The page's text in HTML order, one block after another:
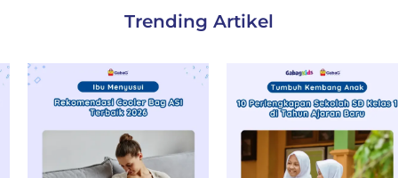
Trending Artikel